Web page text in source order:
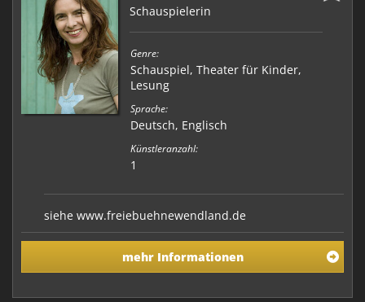
Schauspielerin
Genre:
Schauspiel, Theater für Kinder,
Lesung
Sprache:
Deutsch, Englisch
Künstleranzahl:
1
siehe www.freiebuehnewendland.de
mehr Informationen